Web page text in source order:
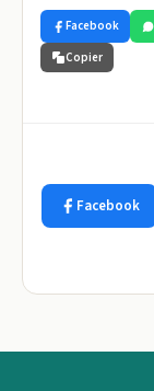
Facebook
Copier
Facebook